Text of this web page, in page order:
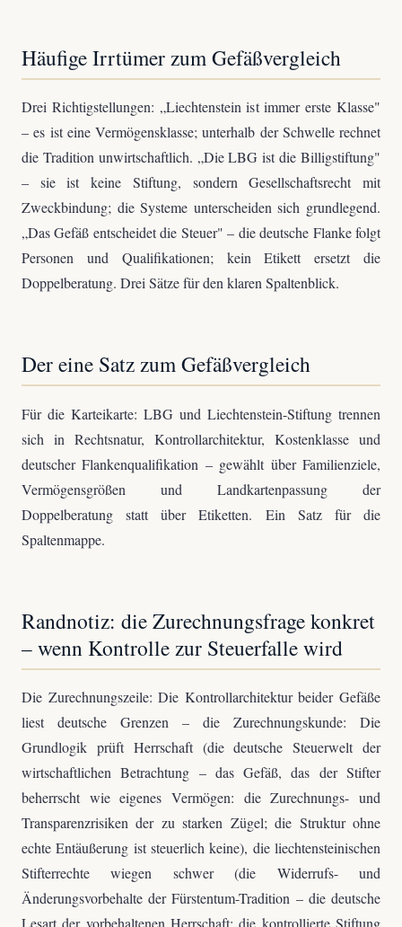
Häufige Irrtümer zum Gefäßvergleich
Drei Richtigstellungen: „Liechtenstein ist immer erste Klasse"
– es ist eine Vermögensklasse; unterhalb der Schwelle rechnet
die Tradition unwirtschaftlich. „Die LBG ist die Billigstiftung"
– sie ist keine Stiftung, sondern Gesellschaftsrecht mit
Zweckbindung; die Systeme unterscheiden sich grundlegend.
„Das Gefäß entscheidet die Steuer" – die deutsche Flanke folgt
Personen und Qualifikationen; kein Etikett ersetzt die
Doppelberatung. Drei Sätze für den klaren Spaltenblick.
Der eine Satz zum Gefäßvergleich
Für die Karteikarte: LBG und Liechtenstein-Stiftung trennen
sich in Rechtsnatur, Kontrollarchitektur, Kostenklasse und
deutscher Flankenqualifikation – gewählt über Familienziele,
Vermögensgrößen und Landkartenpassung der
Doppelberatung statt über Etiketten. Ein Satz für die
Spaltenmappe.
Randnotiz: die Zurechnungsfrage konkret
– wenn Kontrolle zur Steuerfalle wird
Die Zurechnungszeile: Die Kontrollarchitektur beider Gefäße
liest deutsche Grenzen – die Zurechnungskunde: Die
Grundlogik prüft Herrschaft (die deutsche Steuerwelt der
wirtschaftlichen Betrachtung – das Gefäß, das der Stifter
beherrscht wie eigenes Vermögen: die Zurechnungs- und
Transparenzrisiken der zu starken Zügel; die Struktur ohne
echte Entäußerung ist steuerlich keine), die liechtensteinischen
Stifterrechte wiegen schwer (die Widerrufs- und
Änderungsvorbehalte der Fürstentum-Tradition – die deutsche
Lesart der vorbehaltenen Herrschaft: die kontrollierte Stiftung